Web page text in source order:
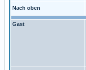
Nach oben
Gast